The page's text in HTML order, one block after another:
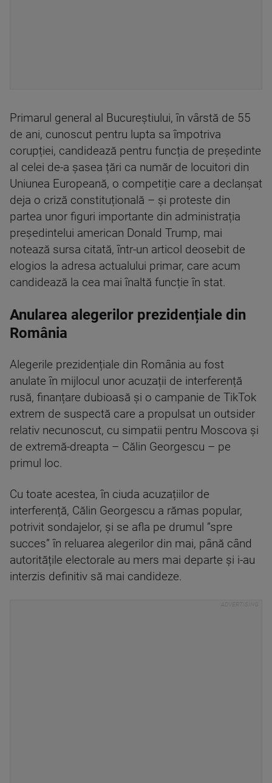
Primarul general al Bucureștiului, în vârstă de 55
de ani, cunoscut pentru lupta sa împotriva
corupției, candidează pentru funcția de președinte
al celei de-a șasea țări ca număr de locuitori din
Uniunea Europeană, o competiție care a declanșat
deja o criză constituțională – și proteste din
partea unor figuri importante din administrația
președintelui american Donald Trump, mai
notează sursa citată, într-un articol deosebit de
elogios la adresa actualului primar, care acum
candidează la cea mai înaltă funcție în stat.
Anularea alegerilor prezidențiale din
România
Alegerile prezidențiale din România au fost
anulate în mijlocul unor acuzații de interferență
rusă, finanțare dubioasă și o campanie de TikTok
extrem de suspectă care a propulsat un outsider
relativ necunoscut, cu simpatii pentru Moscova și
de extremă-dreapta – Călin Georgescu – pe
primul loc.
Cu toate acestea, în ciuda acuzațiilor de
interferență, Călin Georgescu a rămas popular,
potrivit sondajelor, și se afla pe drumul ”spre
succes” în reluarea alegerilor din mai, până când
autoritățile electorale au mers mai departe și i-au
interzis definitiv să mai candideze.